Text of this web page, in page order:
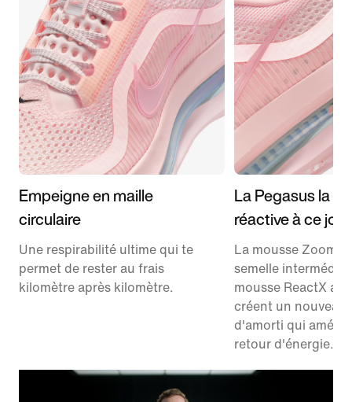
Empeigne en maille
circulaire
Une respirabilité ultime qui te
permet de rester au frais
kilomètre après kilomètre.
La Pegasus la
réactive à ce jour
La mousse ZoomX
semelle
mousse ReactX au
créent un nouveau
d'amorti qui
retour d'énergie.